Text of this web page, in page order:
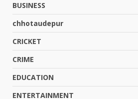
BUSINESS
chhotaudepur
CRICKET
CRIME
EDUCATION
ENTERTAINMENT